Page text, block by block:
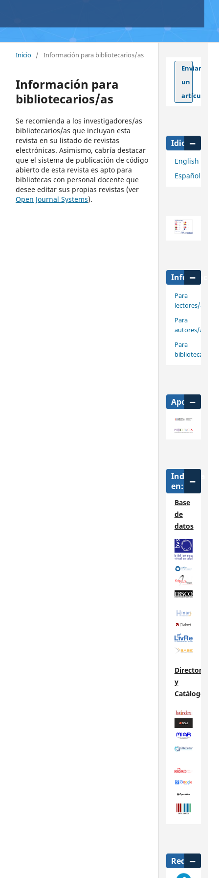
Inicio / Información para bibliotecarios/as
Información para
bibliotecarios/as
Se recomienda a los investigadores/as
bibliotecarios/as que incluyan esta
revista en su listado de revistas
electrónicas. Asimismo, cabría destacar
que el sistema de publicación de código
abierto de esta revista es apto para
bibliotecas con personal docente que
desee editar sus propias revistas (ver
Open Journal Systems).
Enviar
un
artículo
Idioma
English
Español
Para
lectores/as
Para
autores/as
Para
bibliotecarios/
Apoya
Indizada
en:
Base
de
datos
Directorios
y
Catálogos
Redes